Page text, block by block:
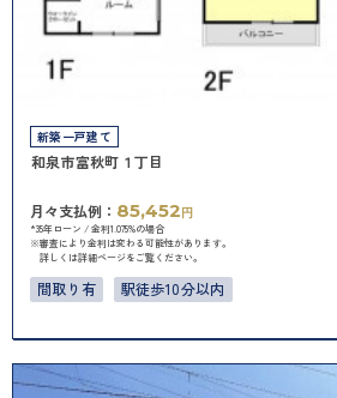
新築一戸建て
和泉市富秋町１丁目
月々支払例： 85,452円
*35年ローン / 金利1.075%の場合
※審査により金利は変わる可能性があります。
詳しくは詳細ページをご覧ください。
間取り有 駅徒歩10分以内